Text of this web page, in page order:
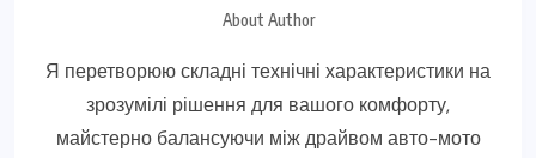
About Author
Я перетворюю складні технічні характеристики на
зрозумілі рішення для вашого комфорту,
майстерно балансуючи між драйвом авто-мото